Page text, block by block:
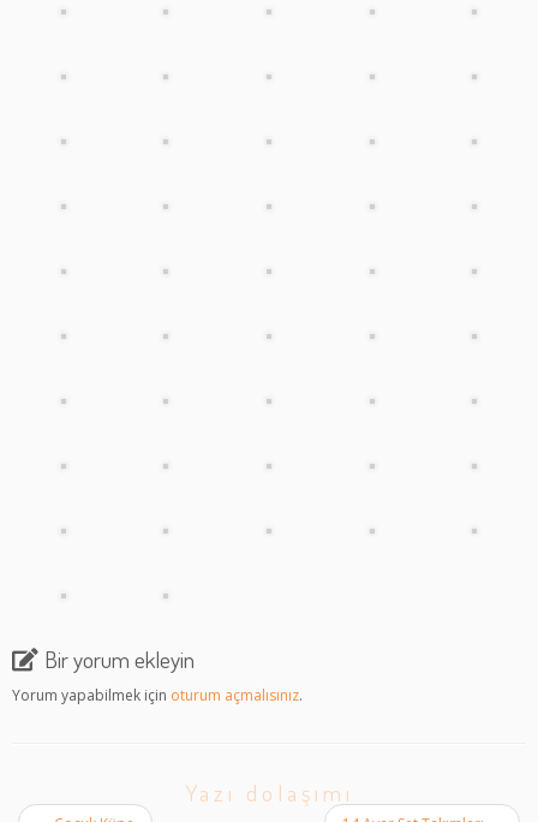
Bir yorum ekleyin
Yorum yapabilmek için oturum açmalısınız.
Yazı dolaşımı